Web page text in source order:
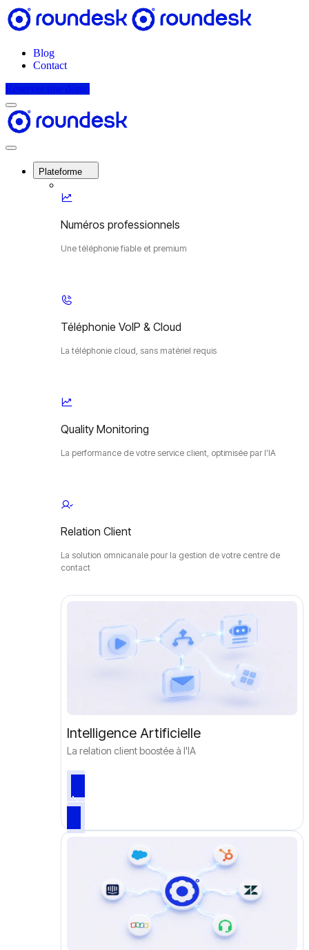
Blog
Contact
Réserver une démo
Menu
Roundesk
Close
Plateforme
Numéros professionnels
Une téléphonie fiable et premium
Téléphonie VoIP & Cloud
La téléphonie cloud, sans matériel requis
Quality Monitoring
La performance de votre service client, optimisée par l'IA
Relation Client
La solution omnicanale pour la gestion de votre centre de
contact
Intelligence Artificielle
La relation client boostée à l'IA